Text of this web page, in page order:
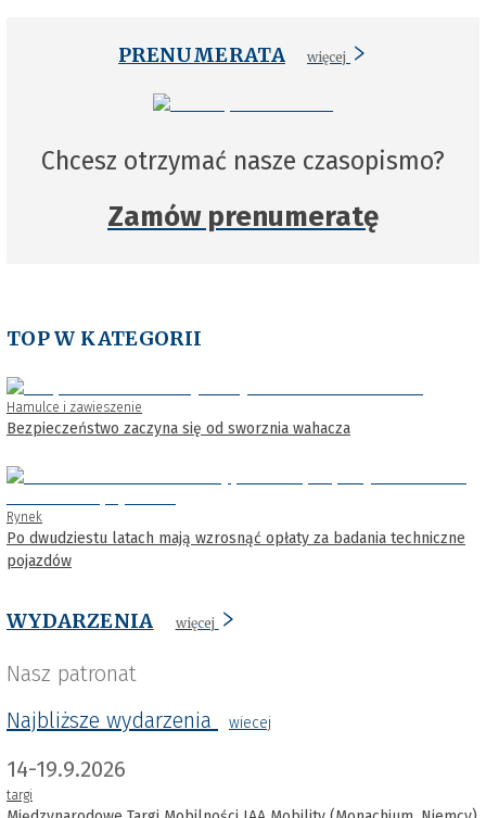
PRENUMERATA więcej
Chcesz otrzymać nasze czasopismo?
Zamów prenumeratę
TOP W KATEGORII
Hamulce i zawieszenie
Bezpieczeństwo zaczyna się od sworznia wahacza
Rynek
Po dwudziestu latach mają wzrosnąć opłaty za badania techniczne
pojazdów
WYDARZENIA więcej
Nasz patronat
Najbliższe wydarzenia
wiecej
14-19.9.2026
targi